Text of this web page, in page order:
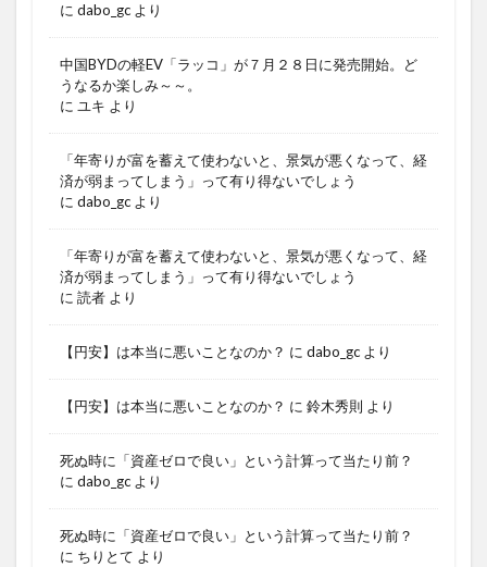
に dabo_gc より
中国BYDの軽EV「ラッコ」が７月２８日に発売開始。ど
うなるか楽しみ～～。
に ユキ より
「年寄りが富を蓄えて使わないと、景気が悪くなって、経
済が弱まってしまう」って有り得ないでしょう
に dabo_gc より
「年寄りが富を蓄えて使わないと、景気が悪くなって、経
済が弱まってしまう」って有り得ないでしょう
に 読者 より
【円安】は本当に悪いことなのか？ に dabo_gc より
【円安】は本当に悪いことなのか？ に 鈴木秀則 より
死ぬ時に「資産ゼロで良い」という計算って当たり前？
に dabo_gc より
死ぬ時に「資産ゼロで良い」という計算って当たり前？
に ちりとて より